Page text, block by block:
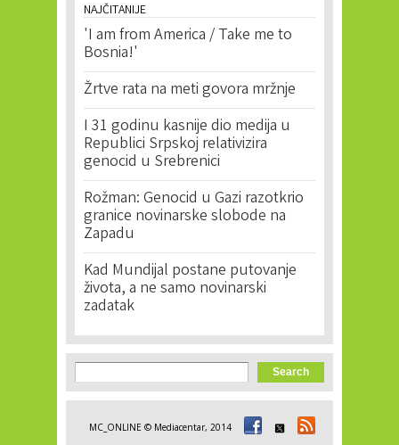
NAJČITANIJE
'I am from America / Take me to
Bosnia!'
Žrtve rata na meti govora mržnje
I 31 godinu kasnije dio medija u
Republici Srpskoj relativizira
genocid u Srebrenici
Rožman: Genocid u Gazi razotkrio
granice novinarske slobode na
Zapadu
Kad Mundijal postane putovanje
života, a ne samo novinarski
zadatak
Search form
Search
MC_ONLINE © Mediacentar, 2014